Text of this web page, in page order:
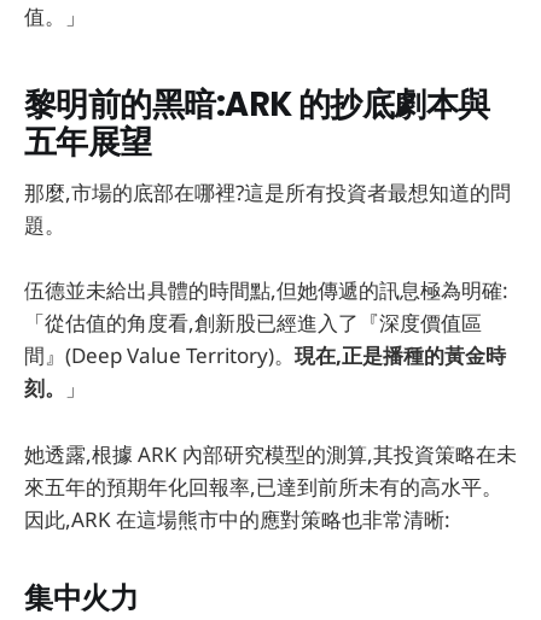
值。」
黎明前的黑暗:ARK 的抄底劇本與
五年展望
那麼,市場的底部在哪裡?這是所有投資者最想知道的問
題。
伍德並未給出具體的時間點,但她傳遞的訊息極為明確:
「從估值的角度看,創新股已經進入了『深度價值區
間』(Deep Value Territory)。 現在,正是播種的黃金時
刻。
」
她透露,根據 ARK 內部研究模型的測算,其投資策略在未
來五年的預期年化回報率,已達到前所未有的高水平。
因此,ARK 在這場熊市中的應對策略也非常清晰:
集中火力